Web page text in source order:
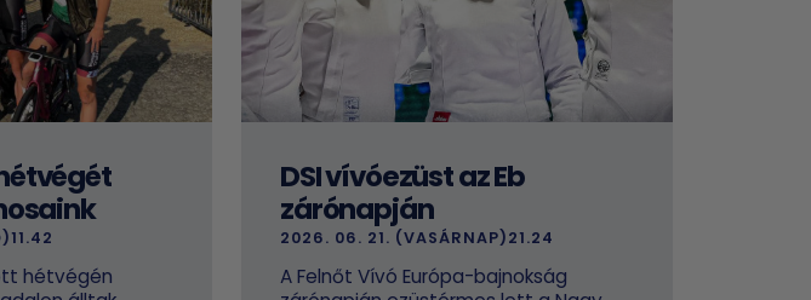
hétvégén
DSI vívóezüst az Eb
zárónapján
2026. 06. 21. (VASÁRNAP)21.24
A Felnőt Vívó Európa-bajnokság